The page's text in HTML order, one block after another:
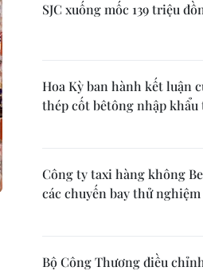
SJC xuống mốc 139 triệu
Hoa Kỳ ban hành kết luận
thép cốt bêtông nhập khẩu
Công ty taxi hàng không
các chuyến bay thử
Bộ Công Thương điều